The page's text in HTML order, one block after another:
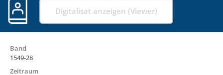
Digitalisat anzeigen (Viewer)
Band
1549-28
Zeitraum